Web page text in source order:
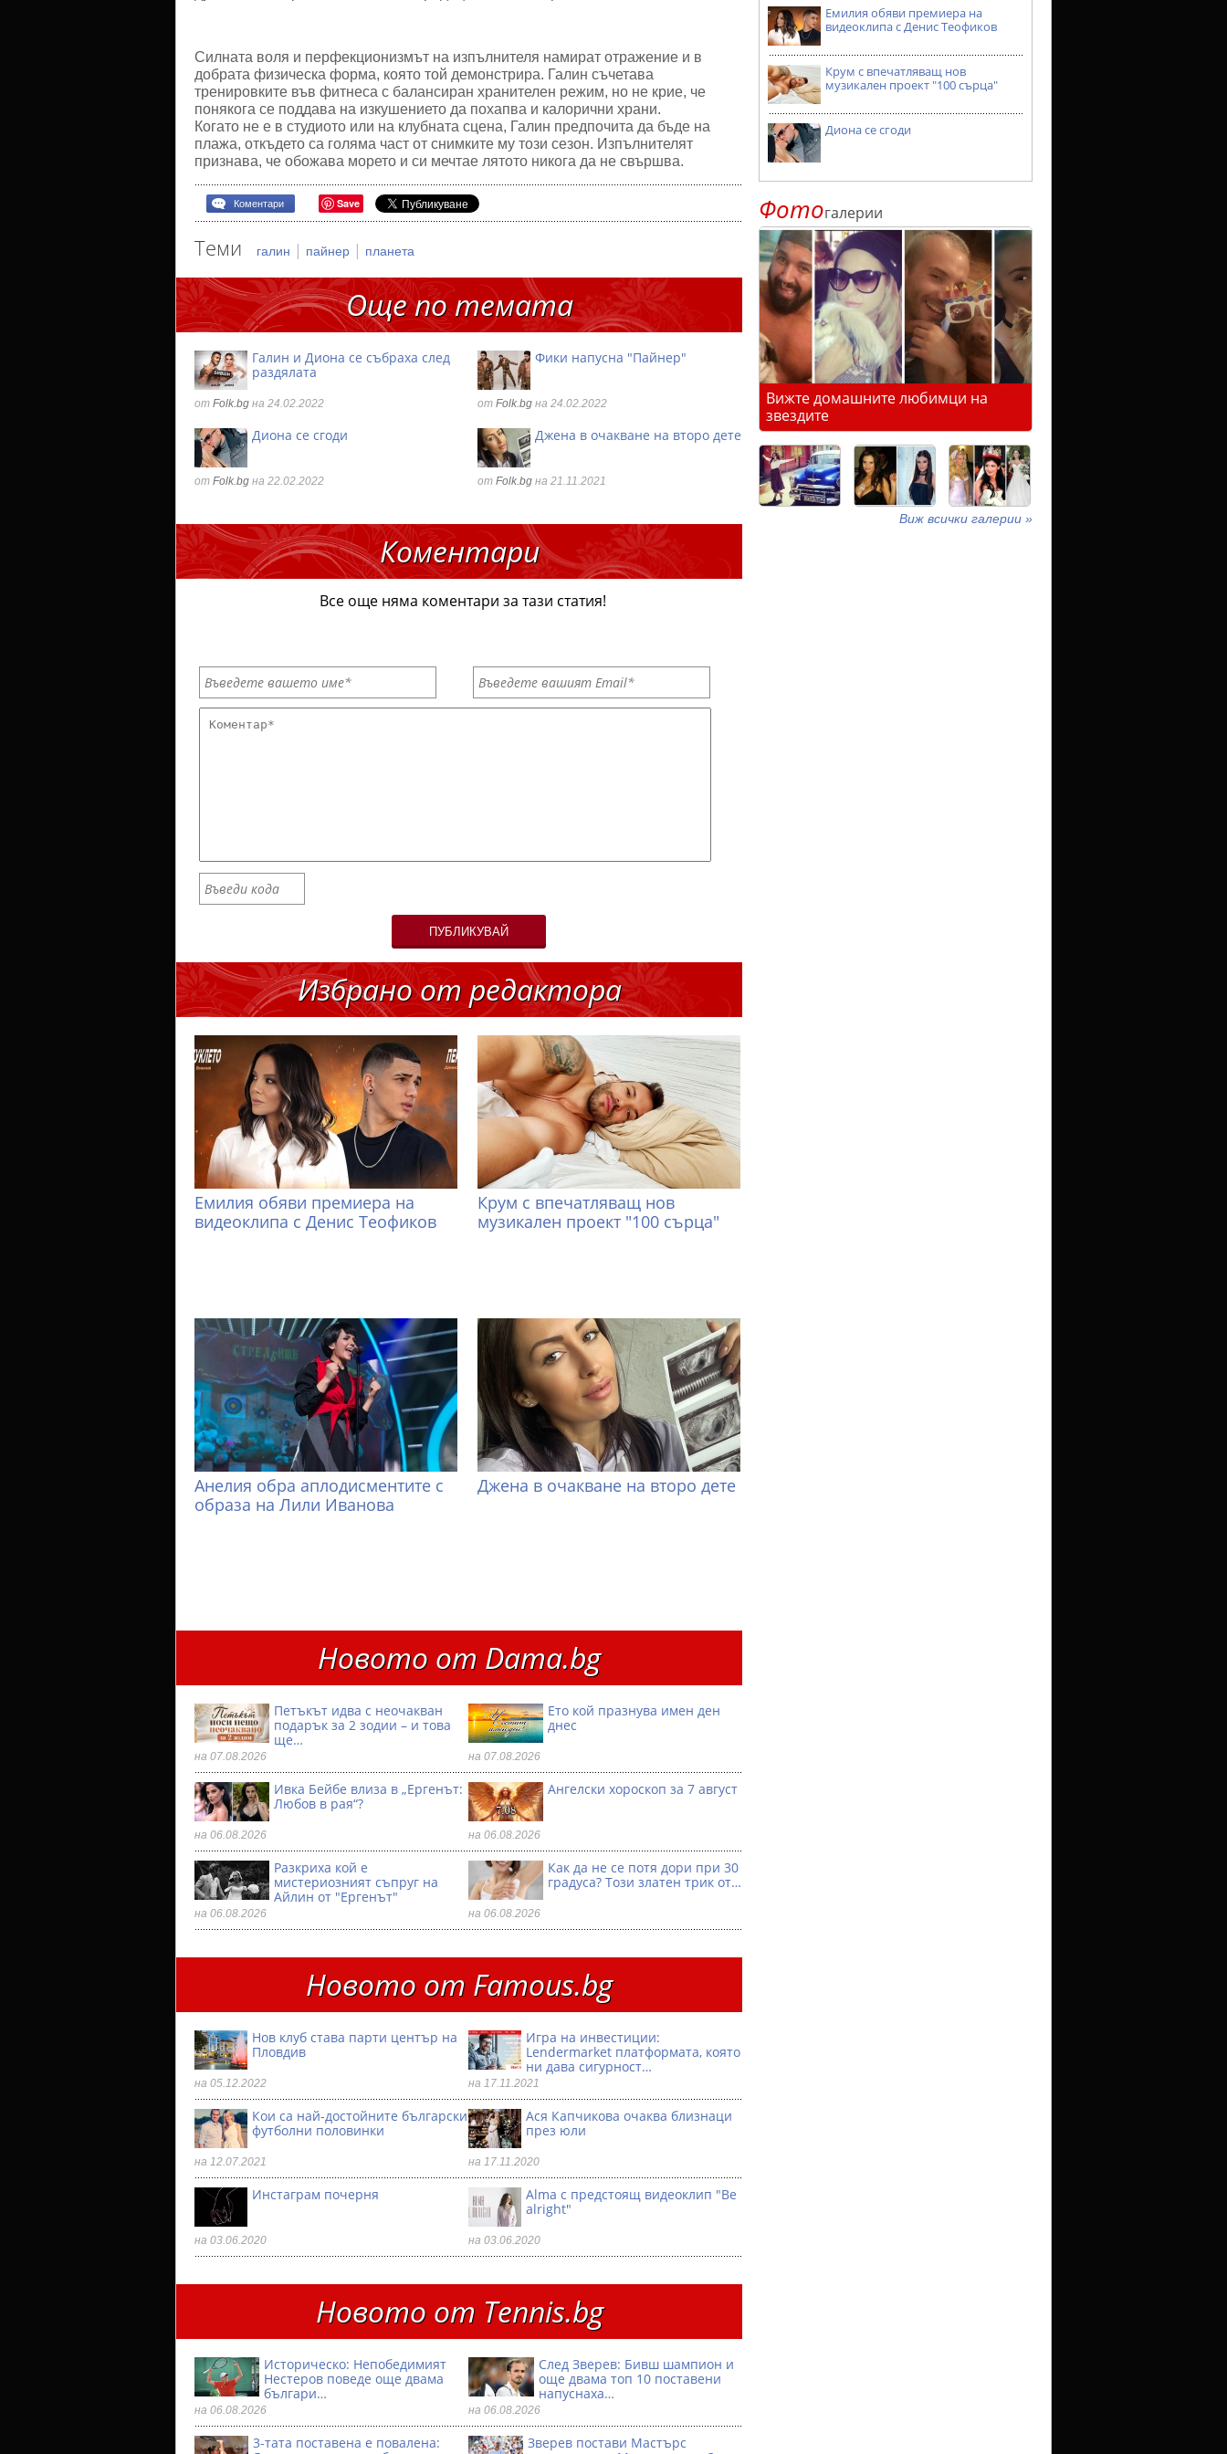
Силната воля и перфекционизмът на изпълнителя намират отражение и в
добрата физическа форма, която той демонстрира. Галин съчетава
тренировките във фитнеса с балансиран хранителен режим, но не крие, че
понякога се поддава на изкушението да похапва и калорични храни.
Когато не е в студиото или на клубната сцена, Галин предпочита да бъде на
плажа, откъдето са голяма част от снимките му този сезон. Изпълнителят
признава, че обожава морето и си мечтае лятото никога да не свършва.
Коментари Save
Теми галин | пайнер | планета
Още по темата
Галин и Диона се събраха след
раздялата
от Folk.bg на 24.02.2022
Фики напусна "Пайнер"
от Folk.bg на 24.02.2022
Диона се сгоди
от Folk.bg на 22.02.2022
Джена в очакване на второ дете
от Folk.bg на 21.11.2021
Коментари
Все още няма коментари за тази статия!
ПУБЛИКУВАЙ
Избрано от редактора
Емилия обяви премиера на
видеоклипа с Денис Теофиков
Крум с впечатляващ нов
музикален проект "100 сърца"
Анелия обра аплодисментите с
образа на Лили Иванова
Джена в очакване на второ дете
Новото от Dama.bg
Петъкът идва с неочакван
подарък за 2 зодии – и това
ще…
на 07.08.2026
Ето кой празнува имен ден
днес
на 07.08.2026
Ивка Бейбе влиза в „Ергенът:
Любов в рая“?
на 06.08.2026
Ангелски хороскоп за 7 август
на 06.08.2026
Разкриха кой е
мистериозният съпруг на
Айлин от "Ергенът"
на 06.08.2026
Как да не се потя дори при 30
градуса? Този златен трик от…
на 06.08.2026
Новото от Famous.bg
Нов клуб става парти център на
Пловдив
на 05.12.2022
Игра на инвестиции:
Lendermarket платформата, която
ни дава сигурност…
на 17.11.2021
Кои са най-достойните български
футболни половинки
на 12.07.2021
Ася Капчикова очаква близнаци
през юли
на 17.11.2020
Инстаграм почерня
на 03.06.2020
Alma с предстоящ видеоклип "Be
alright"
на 03.06.2020
Новото от Тennis.bg
Историческо: Непобедимият
Нестеров поведе още двама
българи…
на 06.08.2026
След Зверев: Бивш шампион и
още двама топ 10 поставени
напуснаха…
на 06.08.2026
3-тата поставена е повалена:
Зверев постави Мастърс
Емилия обяви премиера на
видеоклипа с Денис Теофиков
Крум с впечатляващ нов
музикален проект "100 сърца"
Диона се сгоди
Фотогалерии
Вижте домашните любимци на
звездите
Виж всички галерии »